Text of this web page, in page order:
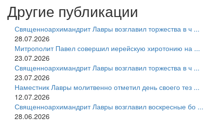
Другие публикации
Священноархимандрит Лавры возглавил торжества в ч ...
28.07.2026
Митрополит Павел совершил иерейскую хиротонию на ...
23.07.2026
Священноархимандрит Лавры возглавил торжества в ч ...
23.07.2026
Наместник Лавры молитвенно отметил день своего тез ...
12.07.2026
Священноархимандрит Лавры возглавил воскресные бо ...
28.06.2026